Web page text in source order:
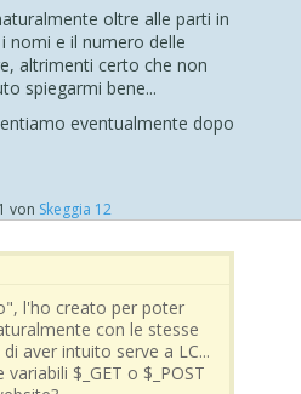
oltre alle parti in
nomi e il numero delle
altrimenti certo che non
spiegarmi bene...
eventualmente dopo
von Skeggia 12
l'ho creato per poter
con le stesse
aver intuito serve a LC...
$_GET o $_POST